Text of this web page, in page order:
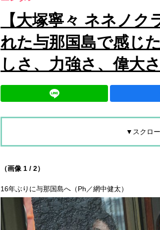
【大塚寧々 ネネノ
れた与那国島で感じ
しさ、力強さ、偉大さ
▼スクロ
（画像 1 / 2）
16年ぶりに与那国島へ（Ph／網中健太）